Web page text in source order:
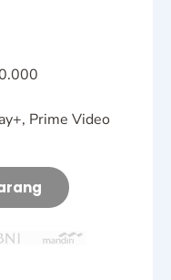
Prime Video